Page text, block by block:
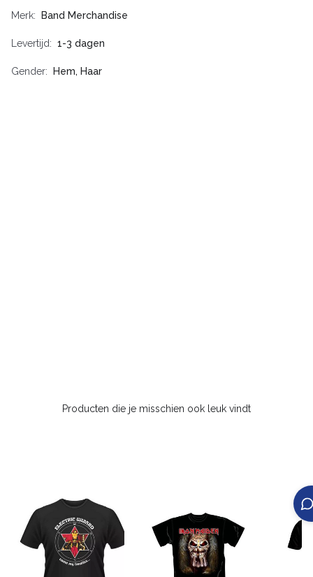
Merk Band Merchandise
Levertijd 1-3 dagen
Gender Hem, Haar
Producten die je misschien ook leuk vindt